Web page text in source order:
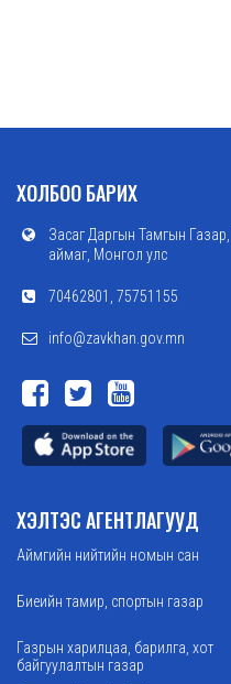
ХОЛБОО БАРИХ
Засаг Даргын Тамгын
аймаг, Монгол улс
70462801, 75751155
info@zavkhan.gov.mn
ХЭЛТЭС АГЕНТЛАГУУД
Аймгийн нийтийн номын сан
Биеийн тамир, спортын газар
Газрын харилцаа, барилга, хот
байгуулалтын газар